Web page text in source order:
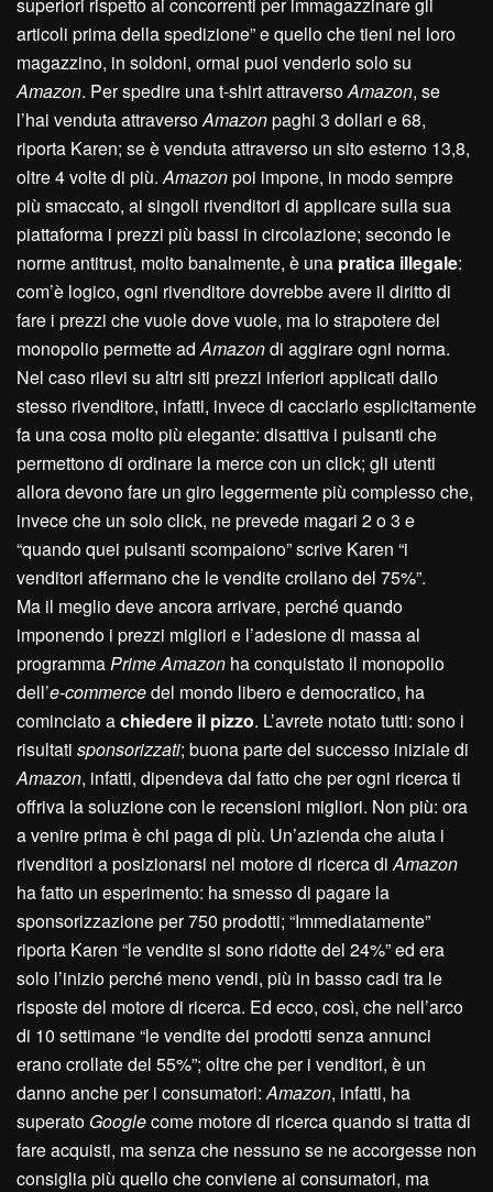
articoli prima della spedizione” e quello che tieni nel loro
magazzino, in soldoni, ormai puoi venderlo solo su
Amazon. Per spedire una t-shirt attraversoAmazon, se
l’hai venduta attraversoAmazonpaghi 3 dollari e 68,
riporta Karen; se è venduta attraverso un sito esterno 13,8,
oltre 4 volte di più.Amazonpoi impone, in modo sempre
più smaccato, ai singoli rivenditori di applicare sulla sua
piattaforma i prezzi più bassi in circolazione; secondo le
norme antitrust, molto banalmente, è una pratica illegale:
com’è logico, ogni rivenditore dovrebbe avere il diritto di
fare i prezzi che vuole dove vuole, ma lo strapotere del
monopolio permette adAmazondi aggirare ogni norma.
Nel caso rilevi su altri siti prezzi inferiori applicati dallo
stesso rivenditore, infatti, invece di cacciarlo esplicitamente
fa una cosa molto più elegante: disattiva i pulsanti che
permettono di ordinare la merce con un click; gli utenti
allora devono fare un giro leggermente più complesso che,
invece che un solo click, ne prevede magari 2 o 3 e
“quando quei pulsanti scompaiono” scrive Karen “i
venditori affermano che le vendite crollano del 75%”.
Ma il meglio deve ancora arrivare, perché quando
imponendo i prezzi migliori e l’adesione di massa al
programmaPrimeAmazon ha conquistato il monopolio
dell’e-commercedel mondo libero e democratico, ha
cominciato achiedere il pizzo. L’avrete notato tutti: sono i
risultati sponsorizzati; buona parte del successo iniziale di
Amazon, infatti, dipendeva dal fatto che per ogni ricerca ti
offriva la soluzione con le recensioni migliori. Non più: ora
a venire prima è chi paga di più. Un’azienda che aiuta i
rivenditori a posizionarsi nel motore di ricerca diAmazon
ha fatto un esperimento: ha smesso di pagare la
sponsorizzazione per 750 prodotti; “Immediatamente”
riporta Karen “le vendite si sono ridotte del 24%” ed era
solo l’inizio perché meno vendi, più in basso cadi tra le
risposte del motore di ricerca. Ed ecco, così, che nell’arco
di 10 settimane “le vendite dei prodotti senza annunci
erano crollate del 55%”; oltre che per i venditori, è un
danno anche per i consumatori:Amazon, infatti, ha
superato Googlecome motore di ricerca quando si tratta di
fare acquisti, ma senza che nessuno se ne accorgesse non
consiglia più quello che conviene ai consumatori, ma